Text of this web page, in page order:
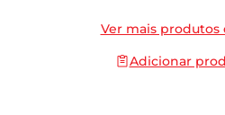
Ver mais produtos
Adicionar